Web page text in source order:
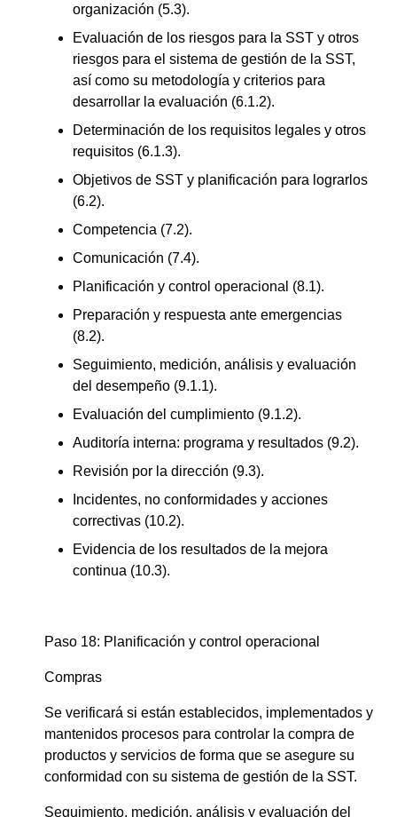
organización (5.3).
Evaluación de los riesgos para la SST y otros
riesgos para el sistema de gestión de la SST,
así como su metodología y criterios para
desarrollar la evaluación (6.1.2).
Determinación de los requisitos legales y otros
requisitos (6.1.3).
Objetivos de SST y planificación para lograrlos
(6.2).
Competencia (7.2).
Comunicación (7.4).
Planificación y control operacional (8.1).
Preparación y respuesta ante emergencias
(8.2).
Seguimiento, medición, análisis y evaluación
del desempeño (9.1.1).
Evaluación del cumplimiento (9.1.2).
Auditoría interna: programa y resultados (9.2).
Revisión por la dirección (9.3).
Incidentes, no conformidades y acciones
correctivas (10.2).
Evidencia de los resultados de la mejora
continua (10.3).
Paso 18: Planificación y control operacional
Compras
Se verificará si están establecidos, implementados y
mantenidos procesos para controlar la compra de
productos y servicios de forma que se asegure su
conformidad con su sistema de gestión de la SST.
Seguimiento, medición, análisis y evaluación del